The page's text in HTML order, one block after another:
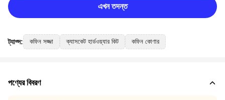
এখন তদন্ত
ট্যাগ্স: কফিন সজ্জা ক্যাসকেট হার্ডওয়্যার কিট কফিন কোণার
পণ্যের বিবরণ